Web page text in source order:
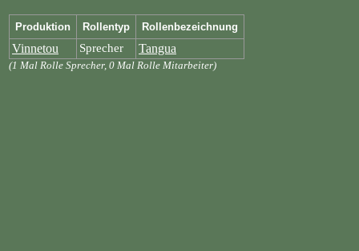
Produktion Rollentyp Rollenbezeichnung
Vinnetou Sprecher Tangua
(1 Mal Rolle Sprecher, 0 Mal Rolle Mitarbeiter)